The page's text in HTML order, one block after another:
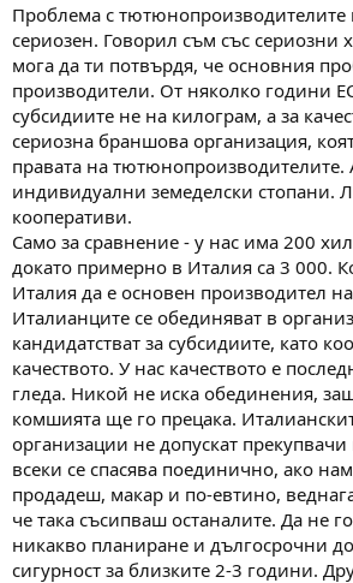
Проблема с тютюнопроизводителите
сериозен. Говорил съм със сериозни
мога да ти потвърдя, че основния
производители. От няколко години
субсидиите не на килограм, а за
сериозна браншова организация,
правата на тютюнопроизводителите.
индивидуални земеделски стопани.
кооперативи.
Само за сравнение - у нас има 200
докато примерно в Италия са 3 000.
Италия да е основен производител
Италианците се обединяват в
кандидатстват за субсидиите, като
качеството. У нас качеството е
гледа. Никой не иска обединения,
комшията ще го прецака.
организации не допускат прекупвачи
всеки се спасява поединично, ако
продадеш, макар и по-евтино,
че така съсипваш останалите. Да не
никакво планиране и дългосрочни
сигурност за близките 2-3 години.